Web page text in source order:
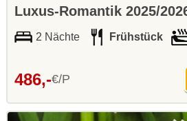
Luxus-Romantik 2025/
2 Nächte Frühstück
486,-€/P